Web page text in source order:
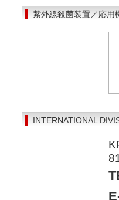
紫外線殺菌装置／応用
INTERNATIONAL